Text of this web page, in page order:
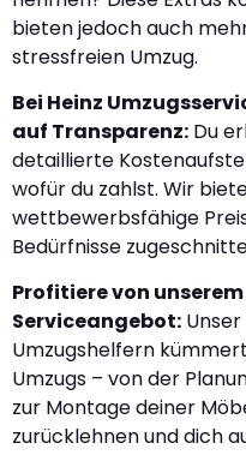
bieten jedoch auch
stressfreien Umzug.
Bei Heinz
auf Transparenz: Du
detaillierte
wofür du zahlst. Wir
wettbewerbsfähige
Bedürfnisse
Profitiere von
Serviceangebot:
Umzugshelfern
Umzugs – von der
zur Montage deiner
zurücklehnen und dich